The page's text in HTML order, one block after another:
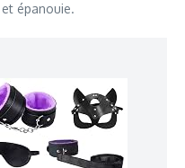
épanouie.